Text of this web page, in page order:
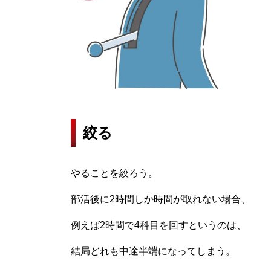
絞る
やることを絞ろう。
部活後に2時間しか時間が取れない場合、
例えば2時間で4科目を回すというのは、
結局どれも中途半端になってしまう。